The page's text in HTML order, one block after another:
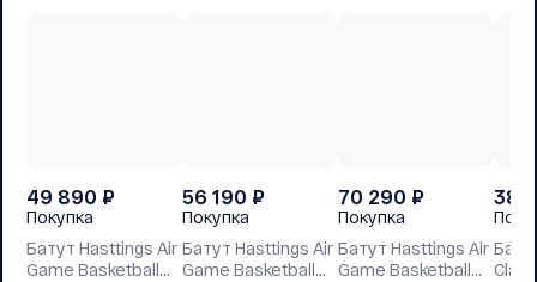
49 890 ₽
Покупка
Батут Hasttings Air
Game Basketball
56 190 ₽
Покупка
Батут Hasttings Air
Game Basketball
70 290 ₽
Покупка
Батут Hasttings Air
Game Basketball
38